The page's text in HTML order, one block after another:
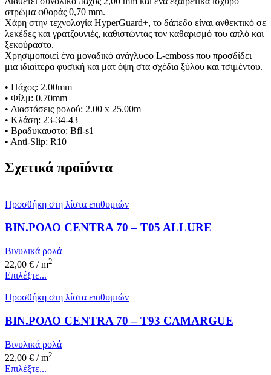
στρώμα φθοράς 0,70 mm.
Χάρη στην τεχνολογία HyperGuard+, το δάπεδο είναι ανθεκτικό σε
λεκέδες και γρατζουνιές, καθιστώντας τον καθαρισμό του απλό και
ξεκούραστο.
Χρησιμοποιεί ένα μοναδικό ανάγλυφο L-emboss που προσδίδει
μια ιδιαίτερα φυσική και ματ όψη στα σχέδια ξύλου και τσιμέντου.
• Πάχος: 2.00mm
• Φίλμ: 0.70mm
• Διαστάσεις ρολού: 2.00 x 25.00m
• Κλάση: 23-34-43
• Βραδυκαυστο: Bfl-s1
• Anti-Slip: R10
Σχετικά προϊόντα
Προσθήκη στη λίστα επιθυμιών
ΒΙΝ.ΡΟΛΟ CENTRA 70 – T05 ALLURE
Βινυλικά ρολά
22,00 € / m2
Επιλέξτε...
Προσθήκη στη λίστα επιθυμιών
ΒΙΝ.ΡΟΛΟ CENTRA 70 – T93 CAMARGUE
Βινυλικά ρολά
22,00 € / m2
Επιλέξτε...